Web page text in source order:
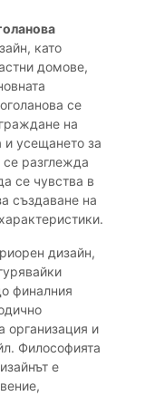
като
домове,
се
на
и усещането за
се разглежда
се чувства в
създаване на
дизайн,
финалния
организация и
Философията
е